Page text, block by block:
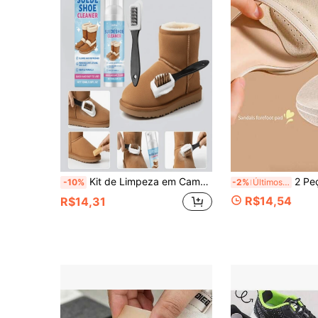
-10% Kit de Limpeza em Camurça em Forma de S Preto, Conjunto Profissional de Remoção de Manchas, Incluindo Escova de Arame de Cobre de Três Lados, Escova de Sapato de Plástico e Escova de Roupas, Limpador de Botas de Neve Adequado para Couro Nubuck, Kit Multifuncional de Cuidados Diários com Sapatos
R$14,31
-2% Últimos 3 dias 2 Peças (1 Par) Almofadas para Antepé de Sandálias Femininas,
R$14,54